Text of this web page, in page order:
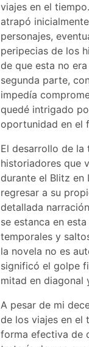
viajes en el
atrapó
personajes,
peripecias de los
de que esta no
segunda parte,
impedía
quedé intrigado
oportunidad en el
El desarrollo de la
historiadores que
durante el Blitz en
regresar a su
detallada
se estanca en
temporales y
la novela no es
significó el golpe
mitad en diagonal
A pesar de mi
de los viajes en el
forma efectiva de